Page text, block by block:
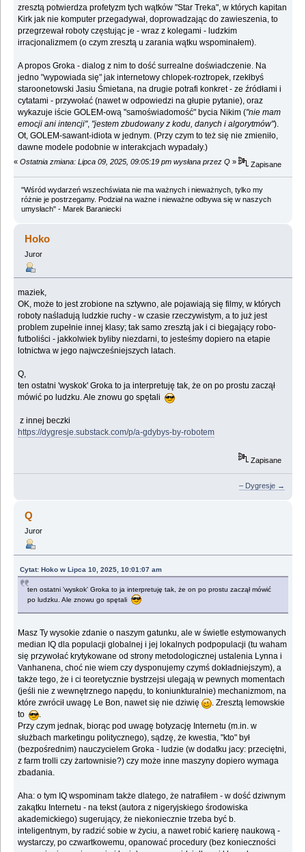
zresztą potwierdza profetyzm tych wątków "Star Treka", w których kapitan
Kirk jak nie komputer przegadywał, doprowadzając do zawieszenia, to
przegrzewał roboty częstując je - wraz z kolegami - ludzkim
irracjonalizmem (o czym zresztą u zarania wątku wspominałem).
A propos Groka - dialog z nim to dość surrealne doświadczenie. Na
jedno "wypowiada się" jak internetowy chlopek-roztropek, rzekłbyś
staroonetowski Jasiu Śmietana, na drugie potrafi konkret - ze źródłami i
cytatami - przywołać (nawet w odpowiedzi na głupie pytanie), oraz
wykazuje iście GOLEM-ową "samoświadomość" bycia Nikim ("nie mam
emocji ani intencji", "jestem zbudowany z kodu, danych i algorytmów").
Ot, GOLEM-sawant-idiota w jednym. (Przy czym to też się nie zmieniło,
dawne modele podobnie w interakcjach wypadały.)
« Ostatnia zmiana: Lipca 09, 2025, 09:05:19 pm wysłana przez Q » Zapisane
"Wśród wydarzeń wszechświata nie ma ważnych i nieważnych, tylko my
różnie je postrzegamy. Podział na ważne i nieważne odbywa się w naszych
umysłach" - Marek Baraniecki
Hoko
Juror
maziek,
OK, może to jest zrobione na sztywno, ale pojawiają się filmy, w których
roboty naśladują ludzkie ruchy - w czasie rzeczywistym, a to już jest
problem zupełnie innej klasy; tak samo zresztą jak i ci biegający robo-
futboliści - jakkolwiek byliby niezdarni, to jesteśmy dopiero na etapie
lotnictwa w jego najwcześniejszych latach.
Q,
ten ostatni 'wyskok' Groka to ja interpretuję tak, że on po prostu zaczął
mówić po ludzku. Ale znowu go spętali
z innej beczki
https://dygresje.substack.com/p/a-gdybys-by-robotem
Zapisane
– Dygresje →
Q
Juror
Cytat: Hoko w Lipca 10, 2025, 10:01:07 am
ten ostatni 'wyskok' Groka to ja interpretuję tak, że on po prostu zaczął mówić
po ludzku. Ale znowu go spętali
Masz Ty wysokie zdanie o naszym gatunku, ale w świetle estymowanych
median IQ dla populacji globalnej i jej lokalnych podpopulacji (tu waham
się przywołać krytykowane od strony metodologicznej ustalenia Lynna i
Vanhanena, choć nie wiem czy dysponujemy czymś dokładniejszym), a
także tego, że i ci teoretycznie bystrzejsi ulegają w pewnych momentach
(jeśli nie z wewnętrznego napędu, to koniunkturalnie) mechanizmom, na
które zwrócił uwagę Le Bon, nawet się nie dziwię
. Zresztą lemowskie
to
.
Przy czym jednak, biorąc pod uwagę botyzację Internetu (m.in. w
służbach marketingu politycznego), sądzę, że kwestia, "kto" był
(bezpośrednim) nauczycielem Groka - ludzie (w dodatku jacy: przeciętni,
z farm trolli czy żartownisie?) czy może inne maszyny dopiero wymaga
zbadania.
Aha: o tym IQ wspominam także dlatego, że natrafiłem - w dość dziwnym
zakątku Internetu - na tekst (autora z nigeryjskiego środowiska
akademickiego) sugerujący, że niekoniecznie trzeba być b.
inteligentnym, by radzić sobie w życiu, a nawet robić karierę naukową -
wystarczy, po czwartkowemu, opanować procedury (bez konieczności